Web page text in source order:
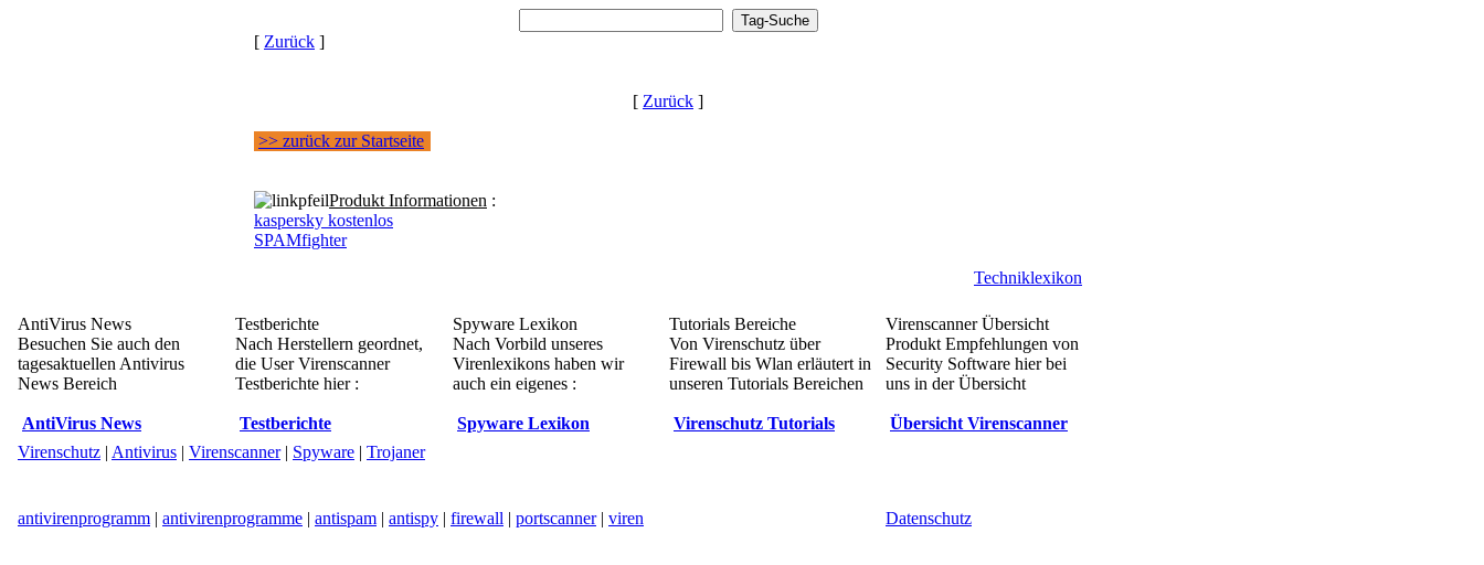
[ Zurück ]
[ Zurück ]
>> zurück zur Startseite
Produkt Informationen :
kaspersky kostenlos
SPAMfighter
Techniklexikon
AntiVirus News
Besuchen Sie auch den
tagesaktuellen Antivirus
News Bereich
AntiVirus News
Testberichte
Nach Herstellern geordnet,
die User Virenscanner
Testberichte hier :
Testberichte
Spyware Lexikon
Nach Vorbild unseres
Virenlexikons haben wir
auch ein eigenes :
Spyware Lexikon
Tutorials Bereiche
Von Virenschutz über
Firewall bis Wlan erläutert in
unseren Tutorials Bereichen
Virenschutz Tutorials
Virenscanner Übersicht
Produkt Empfehlungen von
Security Software hier bei
uns in der Übersicht
Übersicht Virenscanner
Virenschutz | Antivirus | Virenscanner| Spyware | Trojaner
antivirenprogramm | antivirenprogramme | antispam | antispy | firewall | portscanner| viren Datenschutz